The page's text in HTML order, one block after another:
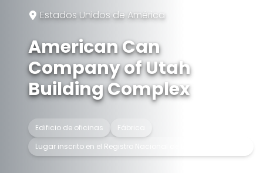
Estados Unidos de América
American Can
Company of Utah
Building Complex
Edificio de oficinas
Fábrica
Lugar inscrito en el Registro Nacional de Lugares Históricos